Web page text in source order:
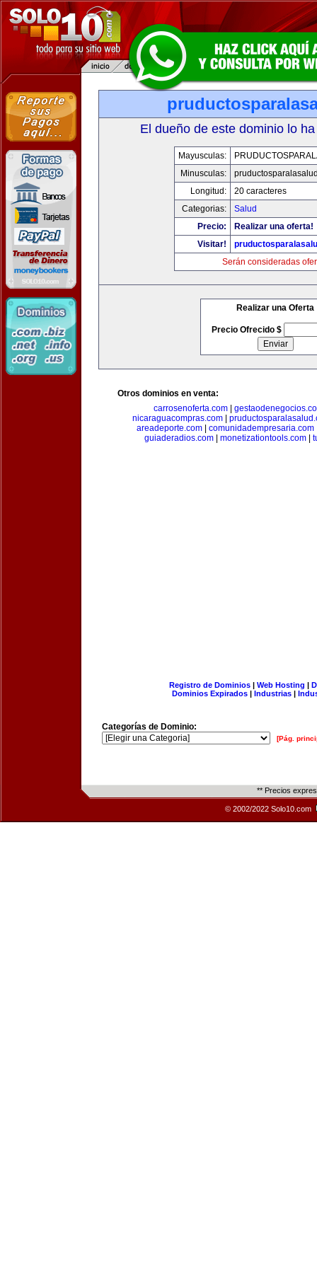
El dueño de este dominio lo
Mayusculas:
Minusculas:
Longitud:
20 caracteres
Categorias:
Salud
Precio:
Realizar una oferta!
Visitar!
Serán consideradas
Realizar una Oferta
Precio Ofrecido $
Otros dominios en venta:
carrosenoferta.com
nicaraguacompras.com
areadeporte.com| comunidadempresaria.com
guiaderadios.com| monetizationtools.com|
Registro de Dominios| Web Hosting |
Dominios Expirados | Industrias |
Categorías de Dominio:
[Pág.
** Precios
© 2002/2022 Solo10.com